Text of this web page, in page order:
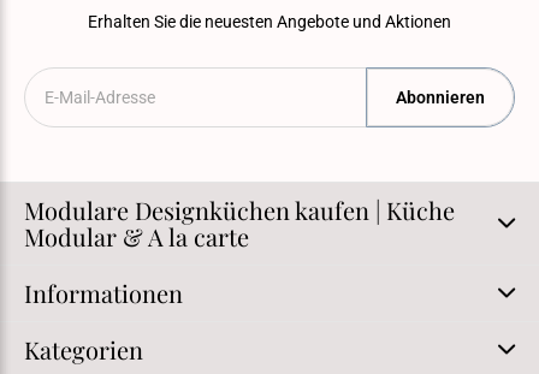
Erhalten Sie die neuesten Angebote und Aktionen
Abonnieren
Modulare Designküchen kaufen | Küche
Modular & A la carte
Informationen
Kategorien